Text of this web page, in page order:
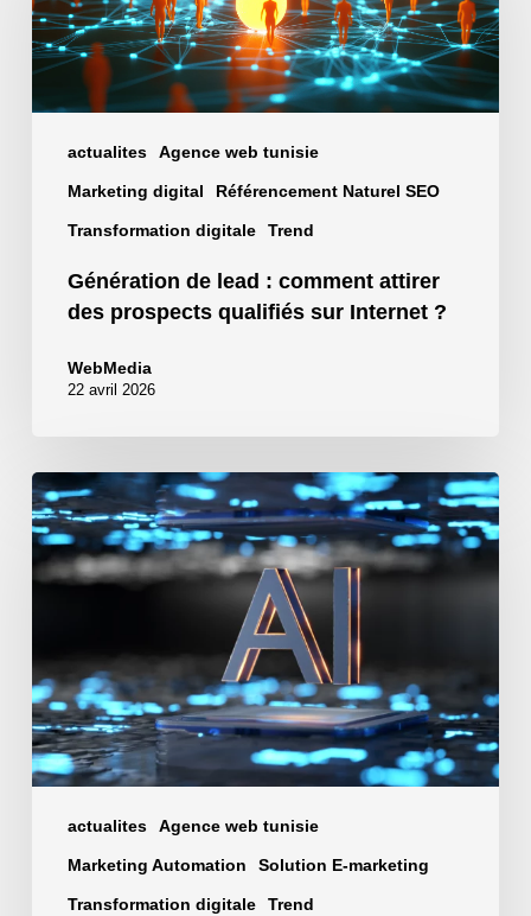
actualites Agence web tunisie
Marketing digital Référencement Naturel SEO
Transformation digitale Trend
:
comment
attirer
des
Internet
Génération de lead : comment attirer
des prospects qualifiés sur Internet ?
WebMedia
22 avril 2026
actualites Agence web tunisie
Marketing Automation Solution E-marketing
Transformation digitale Trend
Comment
automatiser
votre
business
N8N